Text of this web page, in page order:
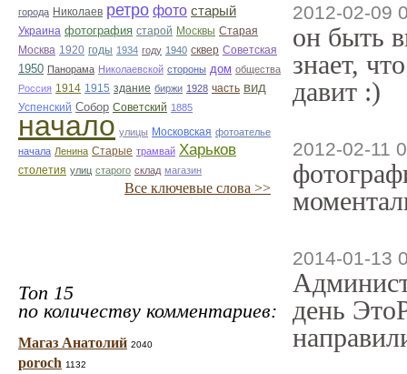
города Николаев ретро фото старый
Украина фотография старой Москвы Старая
Москва 1920 годы 1934 году 1940 сквер Советская
1950 Панорама Николаевской стороны дом общества
Россия 1914 1915 здание биржи 1928 часть вид
Успенский Собор Советский 1885
начало улицы Московская фотоателье
начала Ленина Старые трамвай Харьков
столетия улиц старого склад магазин
Все ключевые слова >>
Топ 15
по количеству комментариев:
Магаз Анатолий 2040
poroch 1132
2012-02-09
он быть
знает,
давит :)
2012-02-11
2014-01-13
день